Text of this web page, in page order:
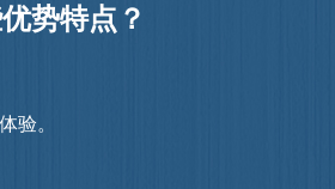
势特点？
验。